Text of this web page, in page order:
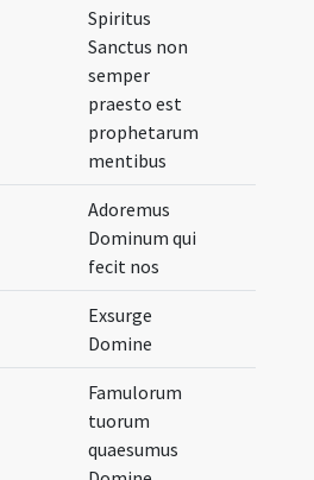
Spiritus
Sanctus non
semper
praesto est
prophetarum
mentibus
Adoremus
Dominum qui
fecit nos
Exsurge
Domine
Famulorum
tuorum
quaesumus